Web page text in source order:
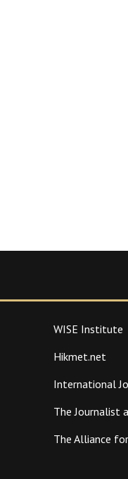
WISE Institute
Hikmet.net
International
The Journalist
The Alliance